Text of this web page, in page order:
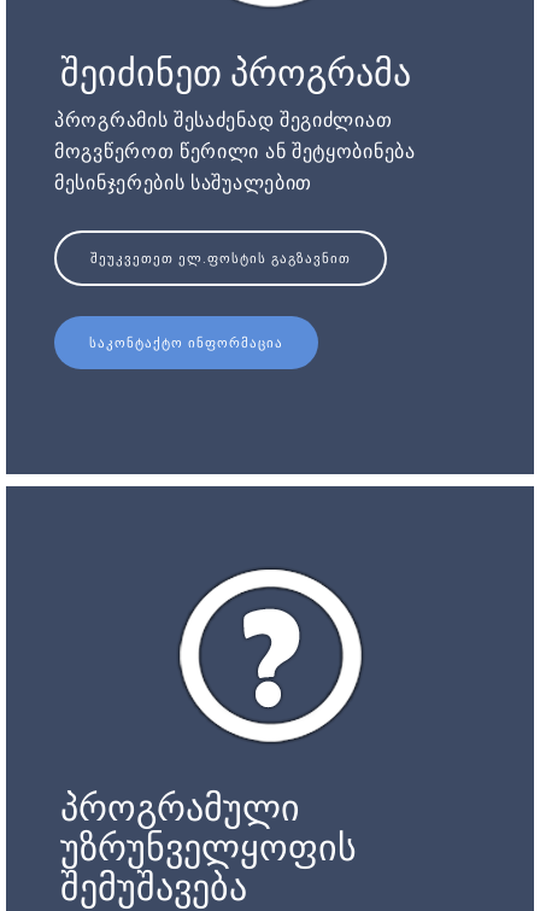
შეიძინეთ პროგრამა
პროგრამის შესაძენად შეგიძლიათ
მოგვწეროთ წერილი ან შეტყობინება
მესინჯერების საშუალებით
ᲨᲔᲣᲙᲕᲔᲗᲔᲗ ᲔᲚ.ᲤᲝᲡᲢᲘᲡ ᲒᲐᲒᲖᲐᲕᲜᲘᲗ
ᲡᲐᲙᲝᲜᲢᲐᲥᲢᲝ ᲘᲜᲤᲝᲠᲛᲐᲪᲘᲐ
პროგრამული
უზრუნველყოფის
შემუშავება